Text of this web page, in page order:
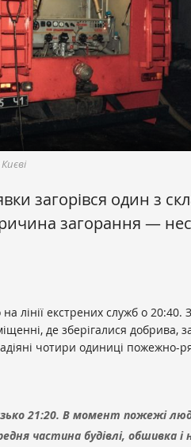
загорівся один з
загорання —
лінії екстрених служб о 20:40.
де зберігалися добрива,
чотири одиниці пожежно-
21:20. В момент пожежі
частина будівлі, обшивка і